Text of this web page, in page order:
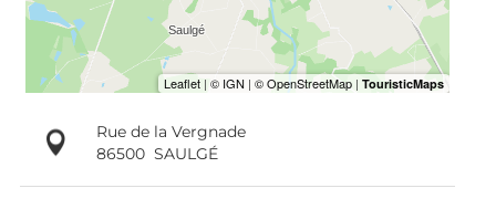
Rue de la Vergnade
86500 SAULGÉ